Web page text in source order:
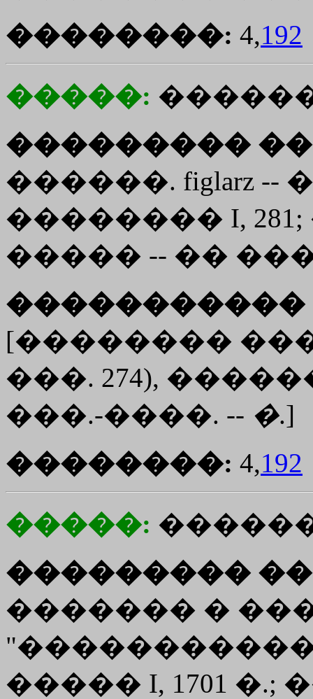
��������: 4,192
�����:
���������
������. figlarz --
�������� I,
����� -- ��
�����������
[��������
���. 274),
���.-����. -- �.]
��������: 4,192
�����:
���������
������� �
����� I, 1701